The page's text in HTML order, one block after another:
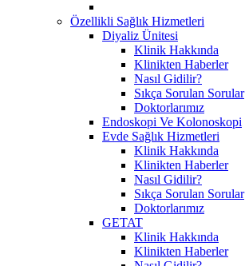
Özellikli Sağlık Hizmetleri
Diyaliz Ünitesi
Klinik Hakkında
Klinikten Haberler
Nasıl Gidilir?
Sıkça Sorulan Sorular
Doktorlarımız
Endoskopi Ve Kolonoskopi
Evde Sağlık Hizmetleri
Klinik Hakkında
Klinikten Haberler
Nasıl Gidilir?
Sıkça Sorulan Sorular
Doktorlarımız
GETAT
Klinik Hakkında
Klinikten Haberler